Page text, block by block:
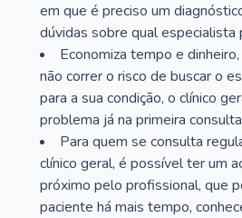
em que é preciso um
dúvidas sobre qual especialista
Economiza tempo e
não correr o risco de buscar o
para a sua condição, o clínico
problema já na primeira
Para quem se consulta
clínico geral, é possível ter um
próximo pelo profissional, que
paciente há mais tempo,